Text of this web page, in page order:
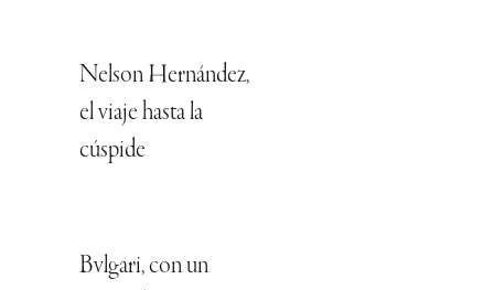
Nelson Hernández,
el viaje hasta la
cúspide
Bvlgari, con un